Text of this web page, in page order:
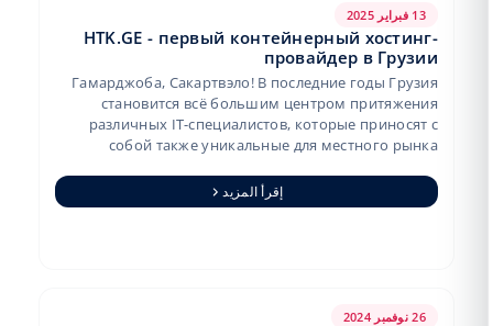
13 فبراير 2025
HTK.GE - первый контейнерный хостинг-
провайдер в Грузии
Гамарджоба, Сакартвэло! В последние годы Грузия
становится всё большим центром притяжения
различных IT-специалистов, которые приносят с
собой также уникальные для местного рынка
إقرأ المزيد
26 نوفمبر 2024